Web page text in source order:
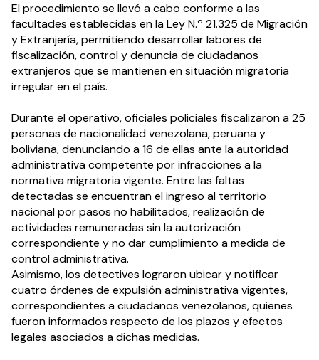
El procedimiento se llevó a cabo conforme a las
facultades establecidas en la Ley N.º 21.325 de Migración
y Extranjería, permitiendo desarrollar labores de
fiscalización, control y denuncia de ciudadanos
extranjeros que se mantienen en situación migratoria
irregular en el país.
Durante el operativo, oficiales policiales fiscalizaron a 25
personas de nacionalidad venezolana, peruana y
boliviana, denunciando a 16 de ellas ante la autoridad
administrativa competente por infracciones a la
normativa migratoria vigente. Entre las faltas
detectadas se encuentran el ingreso al territorio
nacional por pasos no habilitados, realización de
actividades remuneradas sin la autorización
correspondiente y no dar cumplimiento a medida de
control administrativa.
Asimismo, los detectives lograron ubicar y notificar
cuatro órdenes de expulsión administrativa vigentes,
correspondientes a ciudadanos venezolanos, quienes
fueron informados respecto de los plazos y efectos
legales asociados a dichas medidas.